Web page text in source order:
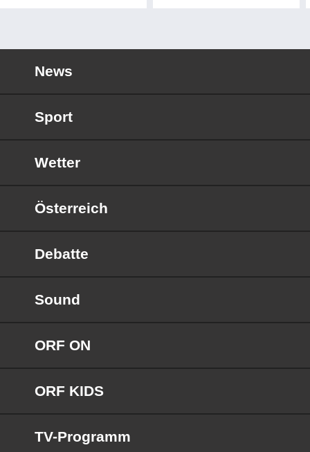
News
Sport
Wetter
Österreich
Debatte
Sound
ORF ON
ORF KIDS
TV-Programm